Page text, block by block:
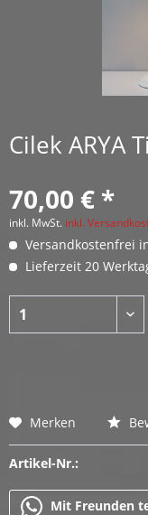
Cilek ARYA
70,00 € *
inkl. MwSt. inkl.
Versandkostenfrei
Lieferzeit 20
Merken
Artikel-Nr.:
Mit Freunden